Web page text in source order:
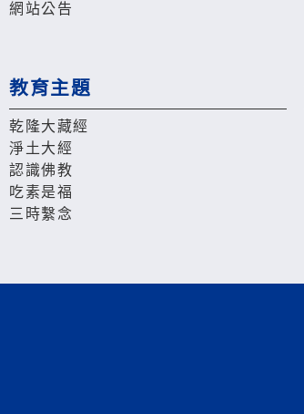
網站公告
教育主題
乾隆大藏經
淨土大經
認識佛教
吃素是福
三時繫念